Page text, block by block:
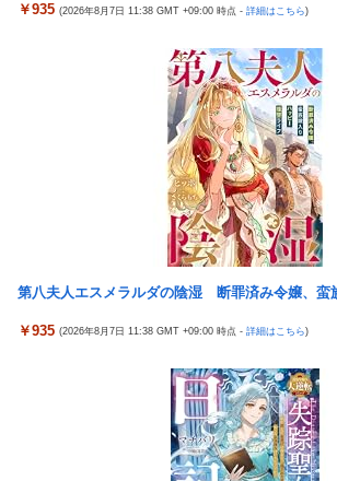
亡き叔母の遺書「実は17年前に従兄弟と赤ち
て婚約者呆然←家族の絆が深すぎて修羅場に
高配当をうたった「みんなで大家さん」→実
「ドラゴンボール」新作TVアニメが7月から
海外「全部日本の真似だったのか…」 日本の
最新SNSの数十年先を行っていたと話題に
【〈物語〉シリーズ】 セガ「忍野忍」「斧乃
ィギュア【彩色原型公開】
【悲報】 観光客「やっぱり本場のジンギスカ
スチェ」可愛い！そしてメドローアやギガバ
「中国人ってこんなに嫌われているの？」日
6月以降のヤクルトスワローズ 13勝33敗
￥935 (2026年8月7日 11:38 GMT +09:00 時点 - 詳細はこちら)
第八夫人エスメラルダの陰湿 断罪済み令嬢、蛮
￥935 (2026年8月7日 11:38 GMT +09:00 時点 - 詳細はこちら)